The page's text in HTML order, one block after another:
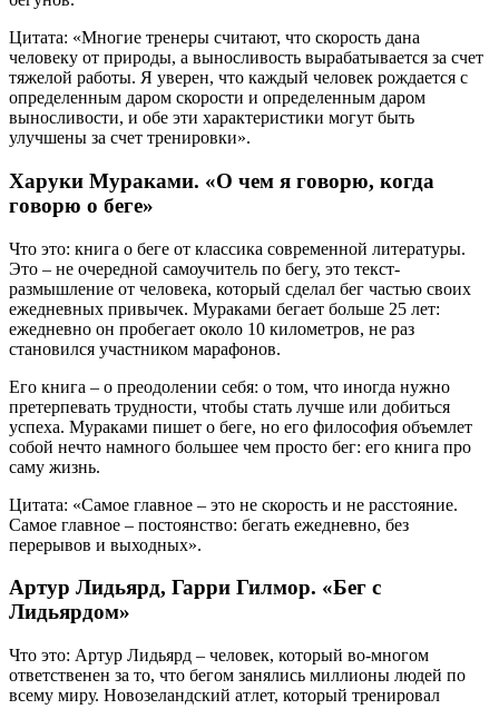
Цитата: «Многие тренеры считают, что скорость дана
человеку от природы, а выносливость вырабатывается за счет
тяжелой работы. Я уверен, что каждый человек рождается с
определенным даром скорости и определенным даром
выносливости, и обе эти характеристики могут быть
улучшены за счет тренировки».
Харуки Мураками. «О чем я говорю, когда
говорю о беге»
Что это: книга о беге от классика современной литературы.
Это – не очередной самоучитель по бегу, это текст-
размышление от человека, который сделал бег частью своих
ежедневных привычек. Мураками бегает больше 25 лет:
ежедневно он пробегает около 10 километров, не раз
становился участником марафонов.
Его книга – о преодолении себя: о том, что иногда нужно
претерпевать трудности, чтобы стать лучше или добиться
успеха. Мураками пишет о беге, но его философия объемлет
собой нечто намного большее чем просто бег: его книга про
саму жизнь.
Цитата: «Самое главное – это не скорость и не расстояние.
Самое главное – постоянство: бегать ежедневно, без
перерывов и выходных».
Артур Лидьярд, Гарри Гилмор. «Бег с
Лидьярдом»
Что это: Артур Лидьярд – человек, который во-многом
ответственен за то, что бегом занялись миллионы людей по
всему миру. Новозеландский атлет, который тренировал